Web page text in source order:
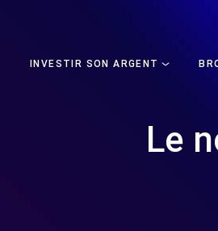
INVESTIR SON ARGENT
Le